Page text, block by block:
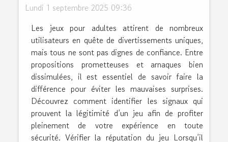
Lundi 1 septembre 2025 09:36
Les jeux pour adultes attirent de nombreux
utilisateurs en quête de divertissements uniques,
mais tous ne sont pas dignes de confiance. Entre
propositions prometteuses et arnaques bien
dissimulées, il est essentiel de savoir faire la
différence pour éviter les mauvaises surprises.
Découvrez comment identifier les signaux qui
prouvent la légitimité d’un jeu afin de profiter
pleinement de votre expérience en toute
sécurité. Vérifier la réputation du jeu Lorsqu’il